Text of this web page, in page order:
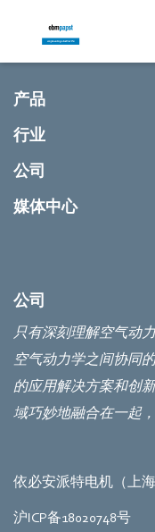
产品
行业
公司
媒体中心
公司
只有深刻理解空气动
空气动力学之间协同
的应用解决方案和创
域巧妙地融合在一起
依必安派特电机（上
沪ICP备18020748号